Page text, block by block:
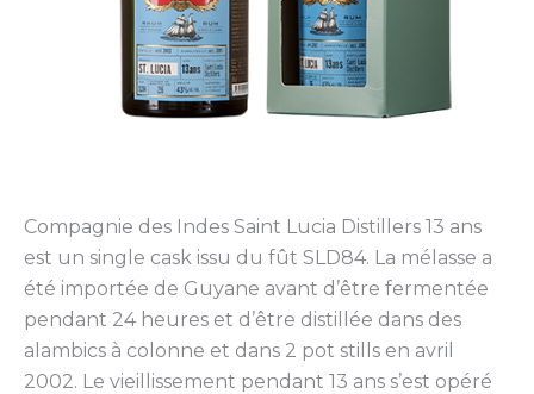
Compagnie des Indes Saint Lucia Distillers 13 ans
est un single cask issu du fût SLD84. La mélasse a
été importée de Guyane avant d’être fermentée
pendant 24 heures et d’être distillée dans des
alambics à colonne et dans 2 pot stills en avril
2002. Le vieillissement pendant 13 ans s’est opéré